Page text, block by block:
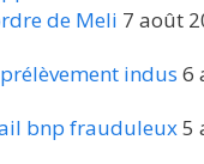
de Meli 7 août
indus 6
bnp frauduleux5